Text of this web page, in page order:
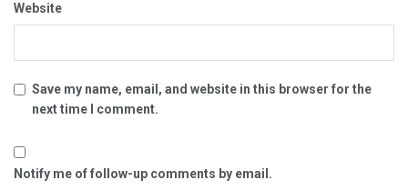
Website
Save my name, email, and website in this browser for the
next time I comment.
Notify me of follow-up comments by email.